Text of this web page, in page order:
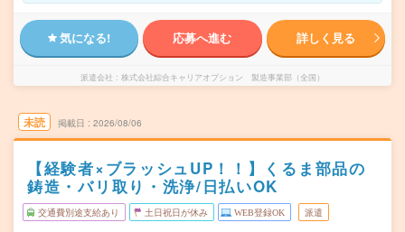
気になる! 応募へ進む 詳しく見る
派遣会社 株式会社綜合キャリアオプション 製造事業部（全国）
未読 掲載日 2026/08/06
【経験者×ブラッシュUP！！】くるま部品の
鋳造・バリ取り・洗浄/日払いOK
交通費別途支給あり 土日祝日が休み WEB登録OK 派遣